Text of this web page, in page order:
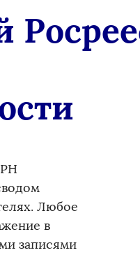
Любое
в
записями